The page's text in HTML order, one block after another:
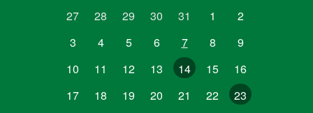
27 28 29 30 31 1
2
3
4 5 6 7 8
9
10
11 12 13 14 15
16
17
18 19 20 21 22
23